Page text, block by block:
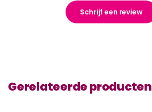
Schrijf een review
Gerelateerde producten